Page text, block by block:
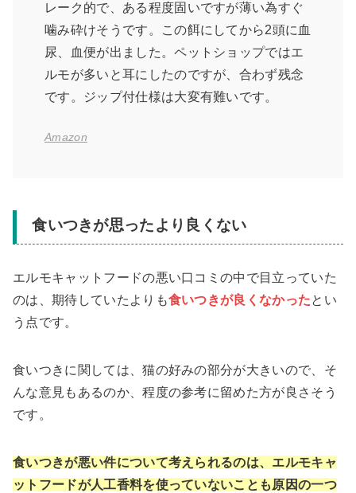
レーク的で、ある程度固いですが薄い為すぐ
噛み砕けそうです。この餌にしてから2頭に血
尿、血便が出ました。ペットショップではエ
ルモが多いと耳にしたのですが、合わず残念
です。ジップ付仕様は大変有難いです。
Amazon
食いつきが思ったより良くない
エルモキャットフードの悪い口コミの中で目立っていた
のは、期待していたよりも食いつきが良くなかったとい
う点です。
食いつきに関しては、猫の好みの部分が大きいので、そ
んな意見もあるのか、程度の参考に留めた方が良さそう
です。
食いつきが悪い件について考えられるのは、エルモキャ
ットフードが人工香料を使っていないことも原因の一つ